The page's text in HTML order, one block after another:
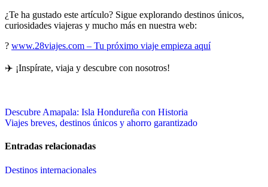
¿Te ha gustado este artículo? Sigue explorando destinos únicos,
curiosidades viajeras y mucho más en nuestra web:
? www.28viajes.com – Tu próximo viaje empieza aquí
✈️ ¡Inspírate, viaja y descubre con nosotros!
Navegación
de
entradas
Descubre Amapala: Isla Hondureña con Historia
Viajes breves, destinos únicos y ahorro garantizado
Entradas relacionadas
Destinos internacionales